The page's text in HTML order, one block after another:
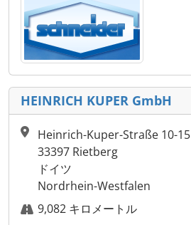
HEINRICH KUPER GmbH
Heinrich-Kuper-Straße 10-15
33397 Rietberg
ドイツ
Nordrhein-Westfalen
9,082 キロメートル